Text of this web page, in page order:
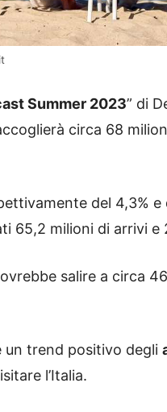
Summer 2023” di
circa 68
del 4,3%
65,2 milioni di arrivi
salire a circa
un trend positivo degli
l’Italia.